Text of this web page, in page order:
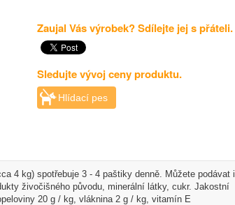
Zaujal Vás výrobek? Sdílejte jej s přáteli.
Sledujte vývoj ceny produktu.
Hlídací pes
4 kg) spotřebuje 3 - 4 paštiky denně. Můžete podávat i
živočišného původu, minerální látky, cukr. Jakostní
20 g / kg, vláknina 2 g / kg, vitamín E